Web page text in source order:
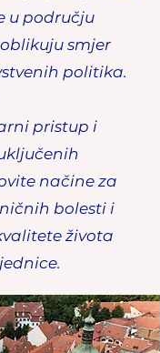
u području
smjer
politika.
pristup i
načine za
bolesti i
života